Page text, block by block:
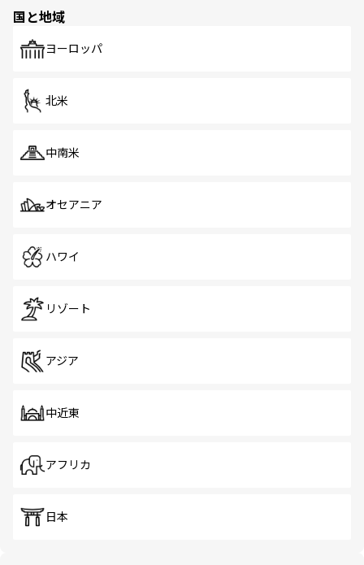
で、ホーカーズは地元の風情を楽しめる外せないスポット
国と地域
ヨーロッパ
北米
中南米
オセアニア
ハワイ
リゾート
アジア
中近東
アフリカ
日本